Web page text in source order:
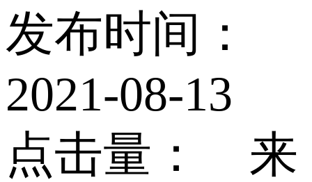
发布时间：
2021-08-13
点击量：
来